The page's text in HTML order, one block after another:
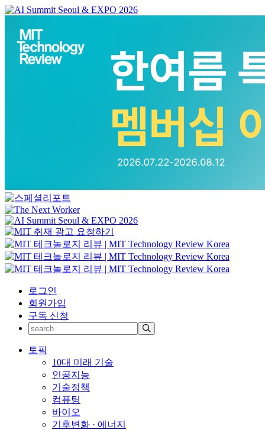
로그인
회원가입
구독 신청
토픽
10대 미래 기술
인공지능
기술정책
컴퓨팅
바이오
기후변화 · 에너지